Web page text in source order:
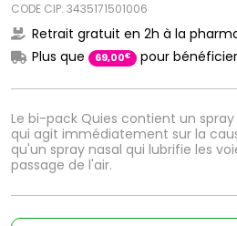
Le bi-pack Quies contient un
qui agit immédiatement sur la
qu'un spray nasal qui lubrifie les
passage de l'air.
CODE CIP: 3435171501006
Retrait gratuit en 2h à la
Plus que
69,00€ pour